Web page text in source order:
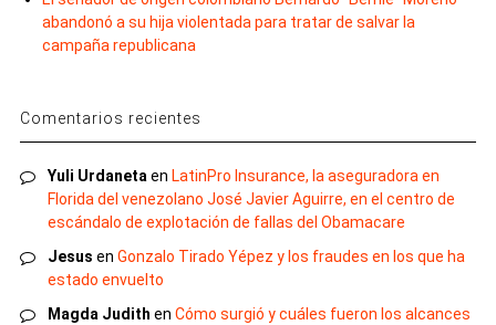
abandonó a su hija violentada para tratar de salvar la
campaña republicana
Comentarios recientes
Yuli Urdaneta en LatinPro Insurance, la aseguradora en
Florida del venezolano José Javier Aguirre, en el centro de
escándalo de explotación de fallas del Obamacare
Jesus en Gonzalo Tirado Yépez y los fraudes en los que ha
estado envuelto
Magda Judith en Cómo surgió y cuáles fueron los alcances